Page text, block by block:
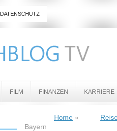
DATENSCHUTZ
FILM FINANZEN KARRIERE
Home »
Bayern